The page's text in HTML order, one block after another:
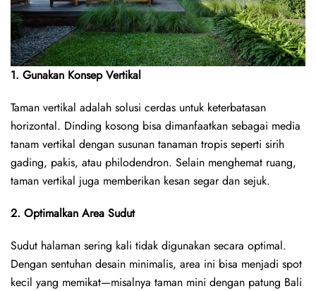
1. Gunakan Konsep Vertikal
Taman vertikal adalah solusi cerdas untuk keterbatasan
horizontal. Dinding kosong bisa dimanfaatkan sebagai media
tanam vertikal dengan susunan tanaman tropis seperti sirih
gading, pakis, atau philodendron. Selain menghemat ruang,
taman vertikal juga memberikan kesan segar dan sejuk.
2. Optimalkan Area Sudut
Sudut halaman sering kali tidak digunakan secara optimal.
Dengan sentuhan desain minimalis, area ini bisa menjadi spot
kecil yang memikat—misalnya taman mini dengan patung Bali